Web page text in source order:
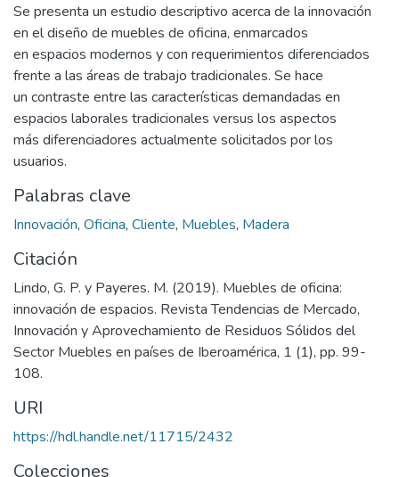
Se presenta un estudio descriptivo acerca de la innovación
en el diseño de muebles de oficina, enmarcados
en espacios modernos y con requerimientos diferenciados
frente a las áreas de trabajo tradicionales. Se hace
un contraste entre las características demandadas en
espacios laborales tradicionales versus los aspectos
más diferenciadores actualmente solicitados por los
usuarios.
Palabras clave
Innovación, Oficina, Cliente, Muebles, Madera
Citación
Lindo, G. P. y Payeres. M. (2019). Muebles de oficina:
innovación de espacios. Revista Tendencias de Mercado,
Innovación y Aprovechamiento de Residuos Sólidos del
Sector Muebles en países de Iberoamérica, 1 (1), pp. 99-
108.
URI
https://hdl.handle.net/11715/2432
Colecciones